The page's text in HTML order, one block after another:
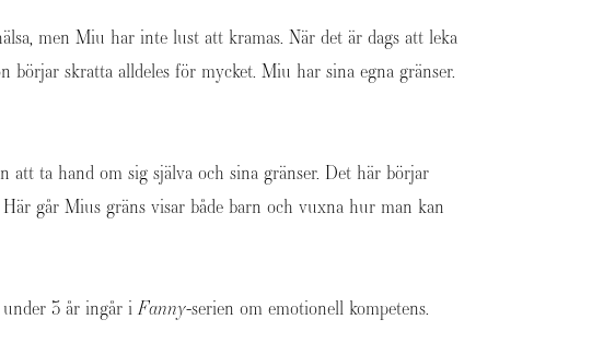
men Miu har inte lust att kramas. När det är dags att leka
skratta alldeles för mycket. Miu har sina egna gränser.
ta hand om sig själva och sina gränser. Det här börjar
går Mius gräns visar både barn och vuxna hur man kan
under 3 år ingår iFanny-serien om emotionell kompetens.